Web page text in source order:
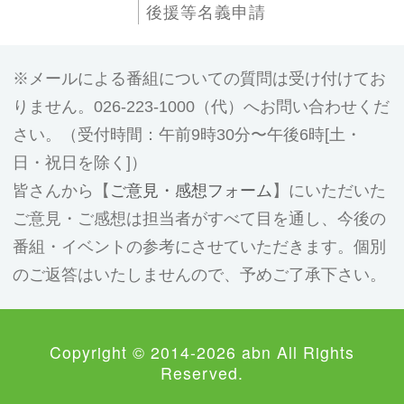
後援等名義申請
メールによる番組についての質問は受け付けてお
りません。026-223-1000（代）へお問い合わせくだ
さい。（受付時間：午前9時30分〜午後6時[土・
日・祝日を除く]）
皆さんから【 ご意見・感想フォーム 】にいただいた
ご意見・ご感想は担当者がすべて目を通し、今後の
番組・イベントの参考にさせていただきます。個別
のご返答はいたしませんので、予めご了承下さい。
Copyright © 2014-2026 abn All Rights
Reserved.